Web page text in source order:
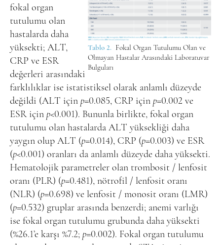
Tablo 2. Fokal Organ Tutulumu Olan ve
Olmayan Hastalar Arasındaki Laboratuvar
Bulguları
fokal organ
tutulumu olan
hastalarda daha
yüksekti; ALT,
CRP ve ESR
değerleri arasındaki
farklılıklar ise istatistiksel olarak anlamlı düzeyde
değildi (ALT için p=0.085, CRP için p=0.002 ve
ESR için p<0.001). Bununla birlikte, fokal organ
tutulumu olan hastalarda ALT yüksekliği daha
yaygın olup ALT (p=0.014), CRP (p=0.003) ve ESR
(p<0.001) oranları da anlamlı düzeyde daha yüksekti.
Hematolojik parametreler olan trombosit / lenfosit
oranı (PLR) (p=0.481), nötrofil / lenfosit oranı
(NLR) (p=0.698) ve lenfosit / monosit oranı (LMR)
(p=0.532) gruplar arasında benzerdi; anemi varlığı
ise fokal organ tutulumu grubunda daha yüksekti
(%26.1’e karşı %7.2; p=0.002). Fokal organ tutulumu